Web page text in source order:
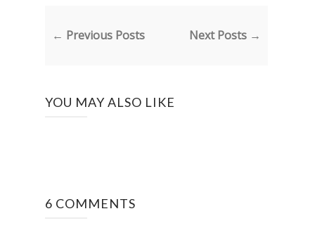
← Previous Posts Next Posts →
YOU MAY ALSO LIKE
6 COMMENTS